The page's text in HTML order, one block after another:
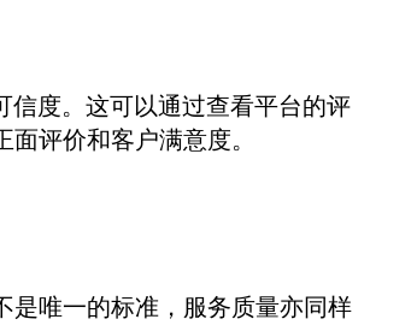
度。这可以通过查看平台的评
评价和客户满意度。
是唯一的标准，服务质量亦同样